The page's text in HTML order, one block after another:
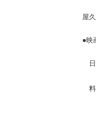
屋
●映
日
6
6
小